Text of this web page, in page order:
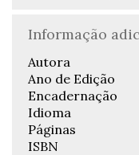
Informação
Autora
Ano de Edição
Encadernação
Idioma
Páginas
ISBN